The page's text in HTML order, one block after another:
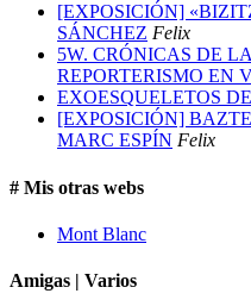
[EXPOSICIÓN]
SÁNCHEZ Felix
5W. CRÓNICAS DE
REPORTERISMO EN
EXOESQUELETOS
[EXPOSICIÓN]
MARC ESPÍN Felix
# Mis otras webs
Mont Blanc
Amigas | Varios